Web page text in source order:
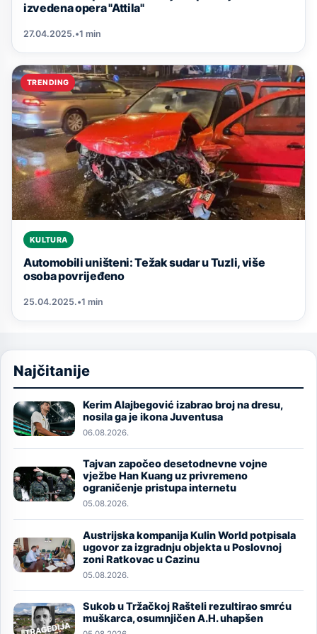
izvedena opera "Attila"
27.04.2025.•1 min
TRENDING
KULTURA
Automobili uništeni: Težak sudar u Tuzli, više
osoba povrijeđeno
25.04.2025.•1 min
Najčitanije
Image
Kerim Alajbegović izabrao broj na dresu,
nosila ga je ikona Juventusa
06.08.2026.
Image
Tajvan započeo desetodnevne vojne
vježbe Han Kuang uz privremeno
ograničenje pristupa internetu
05.08.2026.
Image
Austrijska kompanija Kulin World potpisala
ugovor za izgradnju objekta u Poslovnoj
zoni Ratkovac u Cazinu
05.08.2026.
Image
Sukob u Tržačkoj Rašteli rezultirao smrću
muškarca, osumnjičen A.H. uhapšen